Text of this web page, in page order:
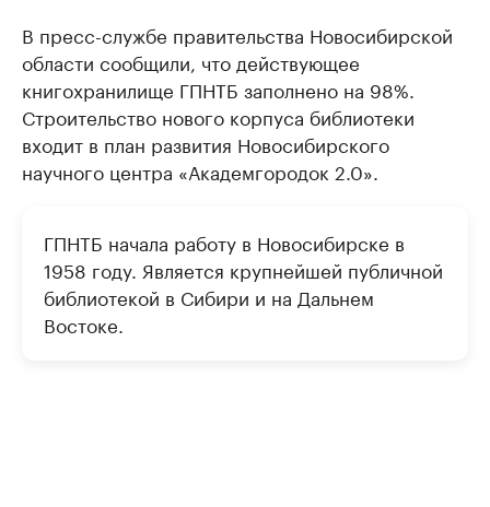
В пресс-службе правительства Новосибирской
области сообщили, что действующее
книгохранилище ГПНТБ заполнено на 98%.
Строительство нового корпуса библиотеки
входит в план развития Новосибирского
научного центра «Академгородок 2.0».
ГПНТБ начала работу в Новосибирске в
1958 году. Является крупнейшей публичной
библиотекой в Сибири и на Дальнем
Востоке.